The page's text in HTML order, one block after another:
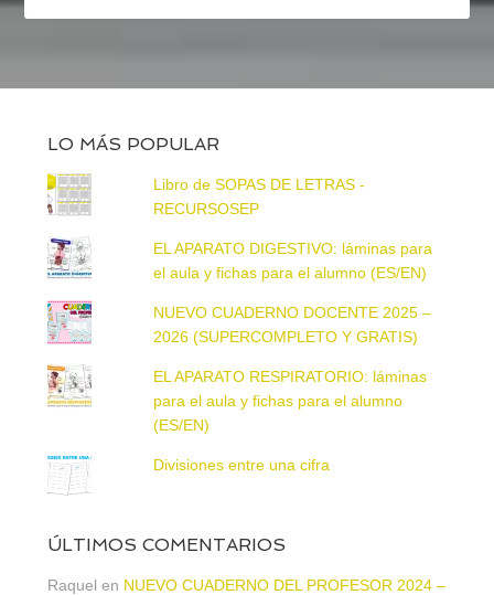
LO MÁS POPULAR
Libro de SOPAS DE LETRAS -
RECURSOSEP
EL APARATO DIGESTIVO: láminas para
el aula y fichas para el alumno (ES/EN)
NUEVO CUADERNO DOCENTE 2025 –
2026 (SUPERCOMPLETO Y GRATIS)
EL APARATO RESPIRATORIO: láminas
para el aula y fichas para el alumno
(ES/EN)
Divisiones entre una cifra
ÚLTIMOS COMENTARIOS
Raquel en NUEVO CUADERNO DEL PROFESOR 2024 –